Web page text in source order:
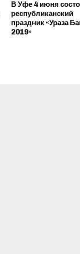
В Уфе 4 июня
республиканский
праздник «Ураза
2019»